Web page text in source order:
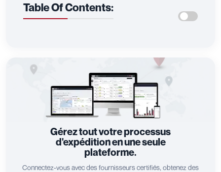
Table Of Contents:
Gérez tout votre processus
d'expédition en une seule
plateforme.
Connectez-vous avec des fournisseurs certifiés, obtenez des